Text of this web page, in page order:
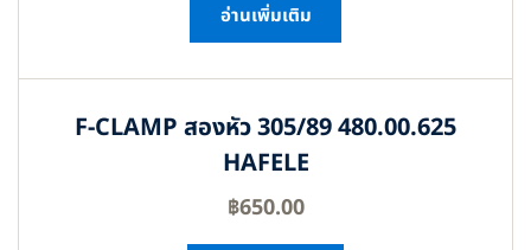
อ่านเพิ่มเติม
F-CLAMP สองหัว 305/89 480.00.625
HAFELE
฿650.00